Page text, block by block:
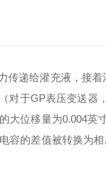
传递给灌充液，接
对于GP表压变送
大位移量为0.004
容的差值被转换为